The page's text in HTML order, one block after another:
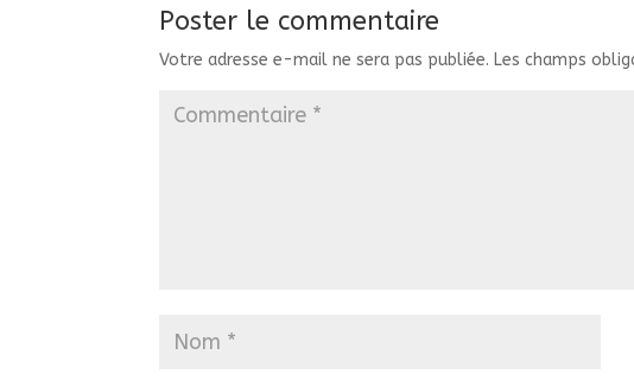
Poster le commentaire
Votre adresse e-mail ne sera pas publiée. Les champs